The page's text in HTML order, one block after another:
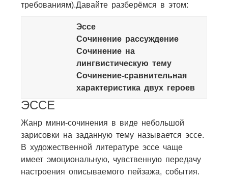
требованиям).Давайте разберёмся в этом:
Эссе
Сочинение рассуждение
Сочинение на
лингвистическую тему
Сочинение-сравнительная
характеристика двух героев
ЭССЕ
Жанр мини-сочинения в виде небольшой
зарисовки на заданную тему называется эссе.
В художественной литературе эссе чаще
имеет эмоциональную, чувственную передачу
настроения описываемого пейзажа, события.